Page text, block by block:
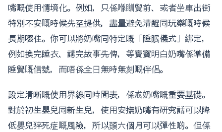
嘴嘅使用情境化。例如，只係喺瞓覺前、或者坐車出街
特別不安嘅時候先至提供，盡量避免清醒同玩樂嘅時候
長期啜住。你可以將奶嘴同特定嘅「睡眠儀式」綁定，
例如換完睡衣、講完故事先俾，等寶寶明白奶嘴係準備
睡覺嘅信號，而唔係全日無時無刻嘅伴侶。
設定清晰嘅使用界線同時間表，係戒奶嘴嘅重要基礎。
對於初生嬰兒同新生兒，使用安撫奶嘴有研究話可以降
低嬰兒猝死症嘅風險，所以頭六個月可以彈性啲。但係